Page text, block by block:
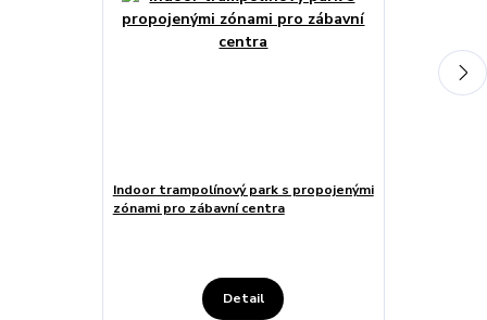
Indoor trampolínový park s propojenými
zónami pro zábavní centra
Detail